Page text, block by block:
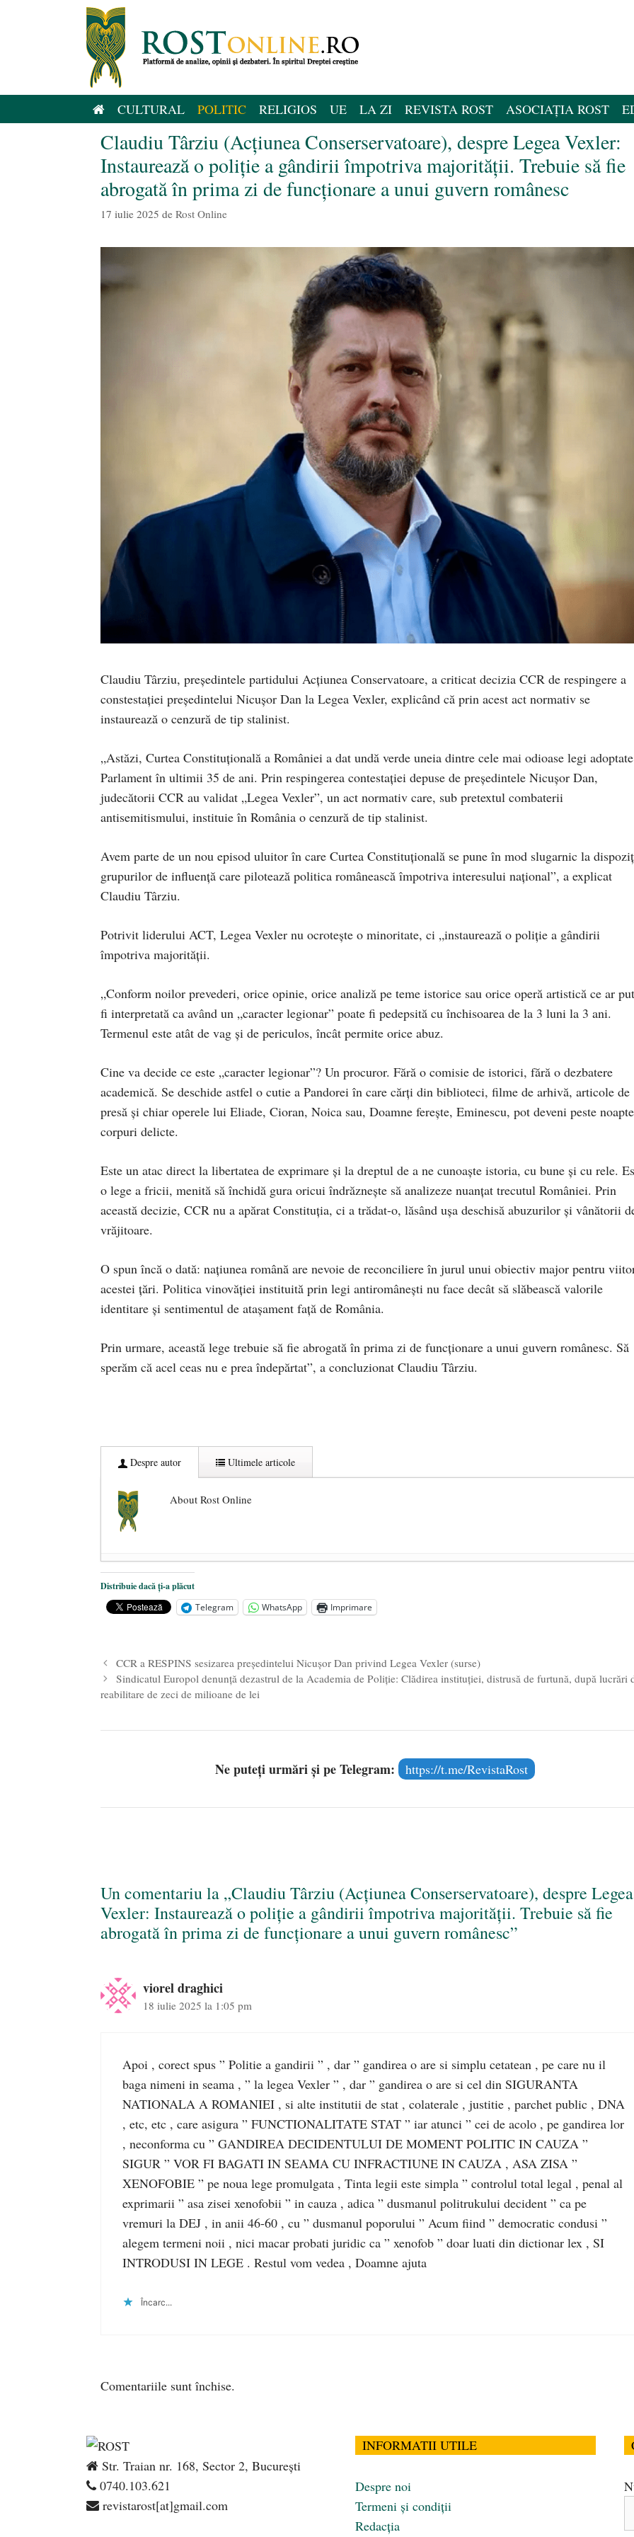
CULTURAL POLITIC RELIGIOS UE LA ZI REVISTA ROST ASOCIAȚIA ROST
Claudiu Târziu (Acțiunea Conserservatoare), despre Legea Vexler:
Instaurează o poliție a gândirii împotriva majorității. Trebuie să fie
abrogată în prima zi de funcționare a unui guvern românesc
17 iulie 2025 de Rost Online
Claudiu Târziu, președintele partidului Acțiunea Conservatoare, a criticat decizia CCR de respingere a
constestației președintelui Nicușor Dan la Legea Vexler, explicând că prin acest act normativ se
instaurează o cenzură de tip stalinist.
„Astăzi, Curtea Constituțională a României a dat undă verde uneia dintre cele mai odioase legi
Parlament în ultimii 35 de ani. Prin respingerea contestației depuse de președintele Nicușor Dan,
judecătorii CCR au validat „Legea Vexler”, un act normativ care, sub pretextul combaterii
antisemitismului, instituie în România o cenzură de tip stalinist.
Avem parte de un nou episod uluitor în care Curtea Constituțională se pune în mod slugarnic la
grupurilor de influență care pilotează politica românească împotriva interesului național”, a explicat
Claudiu Târziu.
Potrivit liderului ACT, Legea Vexler nu ocrotește o minoritate, ci „instaurează o poliție a gândirii
împotriva majorității.
„Conform noilor prevederi, orice opinie, orice analiză pe teme istorice sau orice operă artistică ce ar
fi interpretată ca având un „caracter legionar” poate fi pedepsită cu închisoarea de la 3 luni la 3 ani.
Termenul este atât de vag și de periculos, încât permite orice abuz.
Cine va decide ce este „caracter legionar”? Un procuror. Fără o comisie de istorici, fără o dezbatere
academică. Se deschide astfel o cutie a Pandorei în care cărți din biblioteci, filme de arhivă, articole de
presă și chiar operele lui Eliade, Cioran, Noica sau, Doamne ferește, Eminescu, pot deveni peste
corpuri delicte.
Este un atac direct la libertatea de exprimare și la dreptul de a ne cunoaște istoria, cu bune și cu rele.
o lege a fricii, menită să închidă gura oricui îndrăznește să analizeze nuanțat trecutul României. Prin
această decizie, CCR nu a apărat Constituția, ci a trădat-o, lăsând ușa deschisă abuzurilor și vânătorii
vrăjitoare.
O spun încă o dată: națiunea română are nevoie de reconciliere în jurul unui obiectiv major pentru
acestei țări. Politica vinovăției instituită prin legi antiromânești nu face decât să slăbească valorile
identitare și sentimentul de atașament față de România.
Prin urmare, această lege trebuie să fie abrogată în prima zi de funcționare a unui guvern românesc. Să
sperăm că acel ceas nu e prea îndepărtat”, a concluzionat Claudiu Târziu.
Despre autor Ultimele articole
About Rost Online
Dezvăluiri cutremurătoare despre președintele Ucrainei, Volodymyr Zelensky
Statul care servește Națiunea - 21 aprilie 2026
Legea Vexler produce efecte. Bustul poetului Octavian Goga, înlăturat din Iași
Distribuie dacă ți-a plăcut
Telegram
WhatsApp Imprimare
CCR a RESPINS sesizarea președintelui Nicușor Dan privind Legea Vexler (surse)
Sindicatul Europol denunță dezastrul de la Academia de Poliție: Clădirea instituției, distrusă de furtună, după lucrări
reabilitare de zeci de milioane de lei
Ne puteți urmări și pe Telegram: https://t.me/RevistaRost
Un comentariu la „Claudiu Târziu (Acțiunea Conserservatoare), despre Legea
Vexler: Instaurează o poliție a gândirii împotriva majorității. Trebuie să fie
abrogată în prima zi de funcționare a unui guvern românesc”
viorel draghici
18 iulie 2025 la 1:05 pm
Apoi , corect spus ” Politie a gandirii ” , dar ” gandirea o are si simplu cetatean , pe care nu il
baga nimeni in seama , ” la legea Vexler ” , dar ” gandirea o are si cel din SIGURANTA
NATIONALA A ROMANIEI , si alte institutii de stat , colaterale , justitie , parchet public , DNA
, etc, etc , care asigura ” FUNCTIONALITATE STAT ” iar atunci ” cei de acolo , pe gandirea lor
, neconforma cu ” GANDIREA DECIDENTULUI DE MOMENT POLITIC IN CAUZA ”
SIGUR ” VOR FI BAGATI IN SEAMA CU INFRACTIUNE IN CAUZA , ASA ZISA ”
XENOFOBIE ” pe noua lege promulgata , Tinta legii este simpla ” controlul total legal , penal al
exprimarii ” asa zisei xenofobii ” in cauza , adica ” dusmanul politrukului decident ” ca pe
vremuri la DEJ , in anii 46-60 , cu ” dusmanul poporului ” Acum fiind ” democratic condusi ”
alegem termeni noii , nici macar probati juridic ca ” xenofob ” doar luati din dictionar lex , SI
INTRODUSI IN LEGE . Restul vom vedea , Doamne ajuta
Încarc...
Comentariile sunt închise.
Str. Traian nr. 168, Sector 2, București
0740.103.621
revistarost[at]gmail.com
INFORMATII UTILE
Despre noi
Termeni și condiții
Redacția